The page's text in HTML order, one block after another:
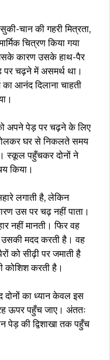
चान की गहरी मित्रता,
चित्रण किया गया
कारण उसके हाथ-पैर
चढ़ने में असमर्थ था।
आनंद दिलाना चाहती
अपने पेड़ पर चढ़ने के लिए
घर से निकलते समय
स्कूल पहुँचकर दोनों ने
किया।
लगाती है, लेकिन
उस पर चढ़ नहीं पाता।
नहीं मानती। फिर वह
उसकी मदद करती है। वह
को सीढ़ी पर जमाती है
करती है।
दोनों का ध्यान केवल इस
ऊपर पहुँच जाए। अंततः
पेड़ की द्विशाखा तक पहुँच